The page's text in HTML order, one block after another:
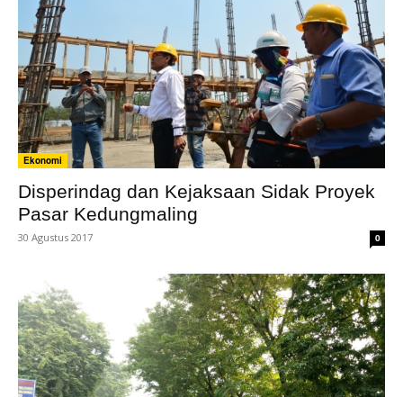
Ekonomi
Disperindag dan Kejaksaan Sidak Proyek
Pasar Kedungmaling
30 Agustus 2017 0